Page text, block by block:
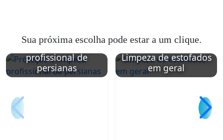
Sua próxima escolha pode estar a um clique.
Proteção e limpeza
profissional de
persianas
Limpeza de estofados
em geral